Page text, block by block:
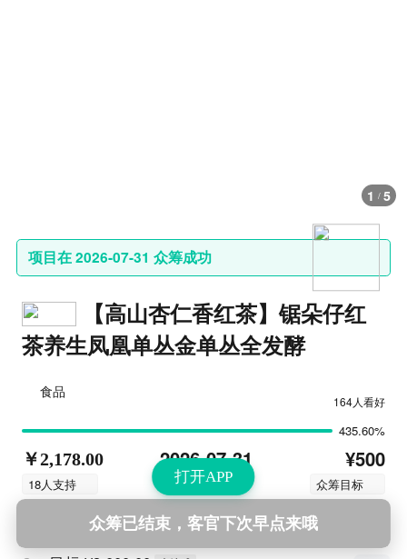
打开APP
1 / 5
项目在 2026-07-31 众筹成功
【高山杏仁香红茶】锯朵仔红
茶养生凤凰单丛金单丛全发酵
食品
164人看好
435.60%
￥2,178.00
18人支持
2026-07-31
结束时间
¥500
众筹目标
众筹已结束，客官下次早点来哦